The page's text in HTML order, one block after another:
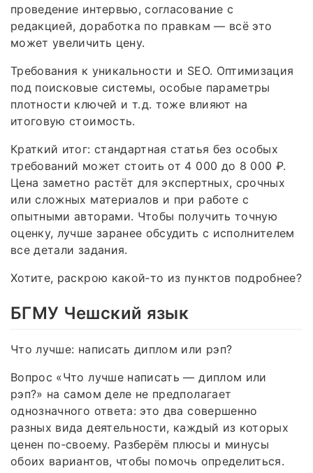
проведение интервью, согласование с
редакцией, доработка по правкам — всё это
может увеличить цену.
Требования к уникальности и SEO. Оптимизация
под поисковые системы, особые параметры
плотности ключей и т. д. тоже влияют на
итоговую стоимость.
Краткий итог: стандартная статья без особых
требований может стоить от 4 000 до 8 000 ₽.
Цена заметно растёт для экспертных, срочных
или сложных материалов и при работе с
опытными авторами. Чтобы получить точную
оценку, лучше заранее обсудить с исполнителем
все детали задания.
Хотите, раскрою какой‑то из пунктов подробнее?
БГМУ Чешский язык
Что лучше: написать диплом или рэп?
Вопрос «Что лучше написать — диплом или
рэп?» на самом деле не предполагает
однозначного ответа: это два совершенно
разных вида деятельности, каждый из которых
ценен по‑своему. Разберём плюсы и минусы
обоих вариантов, чтобы помочь определиться.